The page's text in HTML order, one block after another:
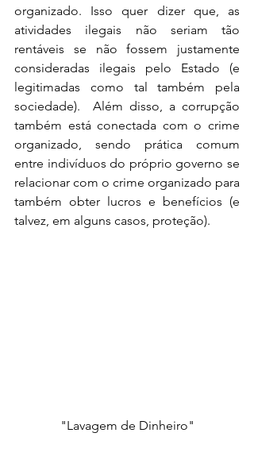
organizado. Isso quer dizer que, as
atividades ilegais não seriam tão
rentáveis se não fossem justamente
consideradas ilegais pelo Estado (e
legitimadas como tal também pela
sociedade).  Além disso, a corrupção
também está conectada com o crime
organizado, sendo prática comum
entre indivíduos do próprio governo se
relacionar com o crime organizado para
também obter lucros e benefícios (e
talvez, em alguns casos, proteção).
"Lavagem de Dinheiro"